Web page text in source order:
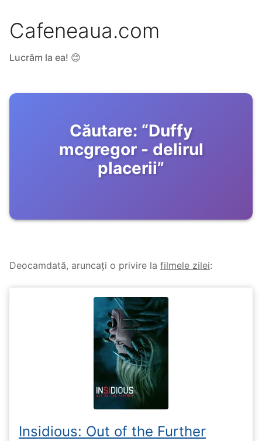
Cafeneaua.com
Lucrăm la ea! 😊
Căutare: “Duffy
mcgregor - delirul
placerii”
Deocamdată, aruncați o privire la filmele zilei:
Insidious: Out of the Further